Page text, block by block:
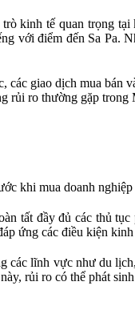
kinh tế quan trọng
với điểm đến Sa Pa.
các giao dịch mua
ro thường gặp trong
khi mua doanh
tất đầy đủ các thủ
ứng các điều kiện
lĩnh vực như du
rủi ro có thể phát